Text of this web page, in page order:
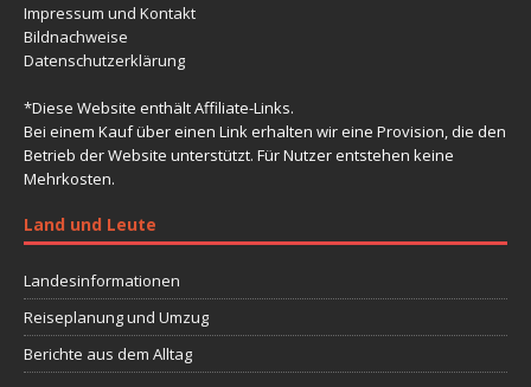
Impressum und Kontakt
Bildnachweise
Datenschutzerklärung
*Diese Website enthält Affiliate-Links.
Bei einem Kauf über einen Link erhalten wir eine Provision, die den
Betrieb der Website unterstützt. Für Nutzer entstehen keine
Mehrkosten.
Land und Leute
Landesinformationen
Reiseplanung und Umzug
Berichte aus dem Alltag